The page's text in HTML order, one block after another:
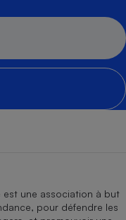
est une association à but
pour défendre les